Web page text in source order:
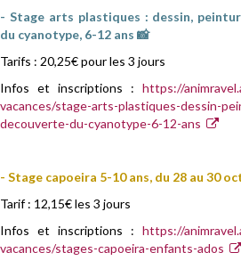
- Stage arts plastiques : dessin,
du cyanotype, 6-12 ans 📸
Tarifs : 20,25€ pour les 3 jours
Infos et inscriptions : https://
vacances/stage-arts-plastiques-dessin-
decouverte-du-cyanotype-6-12-ans
- Stage capoeira 5-10 ans, du 28 au 30
Tarif : 12,15€ les 3 jours
Infos et inscriptions : https://
vacances/stages-capoeira-enfants-ados